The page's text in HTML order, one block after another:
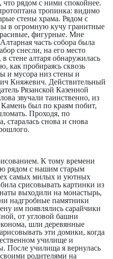
что рядом с ними спокойнее.
тропинка: видимо
стены храма. Рядом с
в огромную кучу гранитные
фигурные. Мне
часть собора была
снесли, на его место
стене алтаря обнаружилась
как пробираясь сквозь
и мусора низ стены и
Княжевич. Действительный
Рязанской Казенной
звучали таинственно, из
был по краям побит,
Проходя, по
снова и снова
К тому времени
рядом с нашим старым
самых милых и уютных
срисовывать картинки из
выходили на монастырь,
надгробные памятники
им появлялись сарайчики
от угловой башни
шли деревянные
эти домики, когда
училище и
После училища я вернулась
родителями на